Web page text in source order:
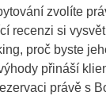
zvolíte
recenzi si
proč byste
přináší
právě s